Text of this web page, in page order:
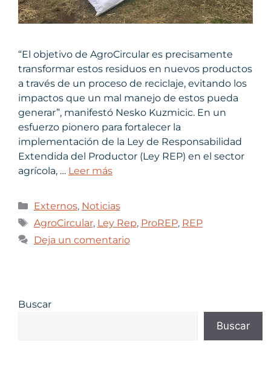
“El objetivo de AgroCircular es precisamente
transformar estos residuos en nuevos productos
a través de un proceso de reciclaje, evitando los
impactos que un mal manejo de estos pueda
generar”, manifestó Nesko Kuzmicic. En un
esfuerzo pionero para fortalecer la
implementación de la Ley de Responsabilidad
Extendida del Productor (Ley REP) en el sector
agrícola, … Leer más
Externos, Noticias
AgroCircular, Ley Rep, ProREP, REP
Deja un comentario
Buscar
Buscar